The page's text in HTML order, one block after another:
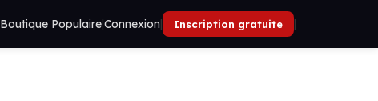
Boutique Populaire|Connexion| Inscription gratuite |